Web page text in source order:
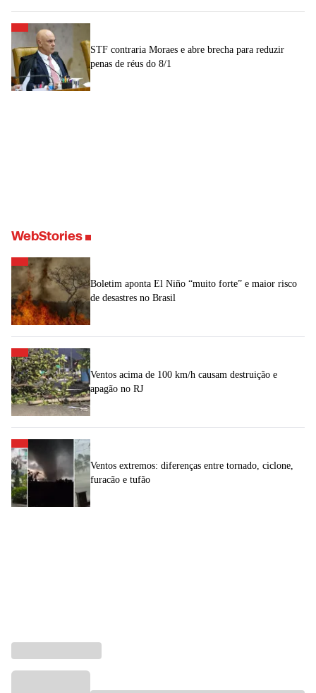
STF contraria Moraes e abre brecha para reduzir
penas de réus do 8/1
WebStories
Boletim aponta El Niño “muito forte” e maior risco
de desastres no Brasil
Ventos acima de 100 km/h causam destruição e
apagão no RJ
Ventos extremos: diferenças entre tornado, ciclone,
furacão e tufão